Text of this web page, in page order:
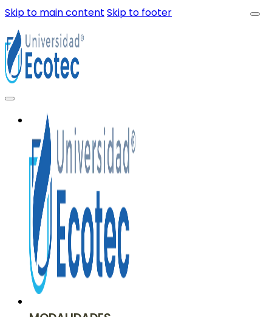
Skip to main content Skip to footer